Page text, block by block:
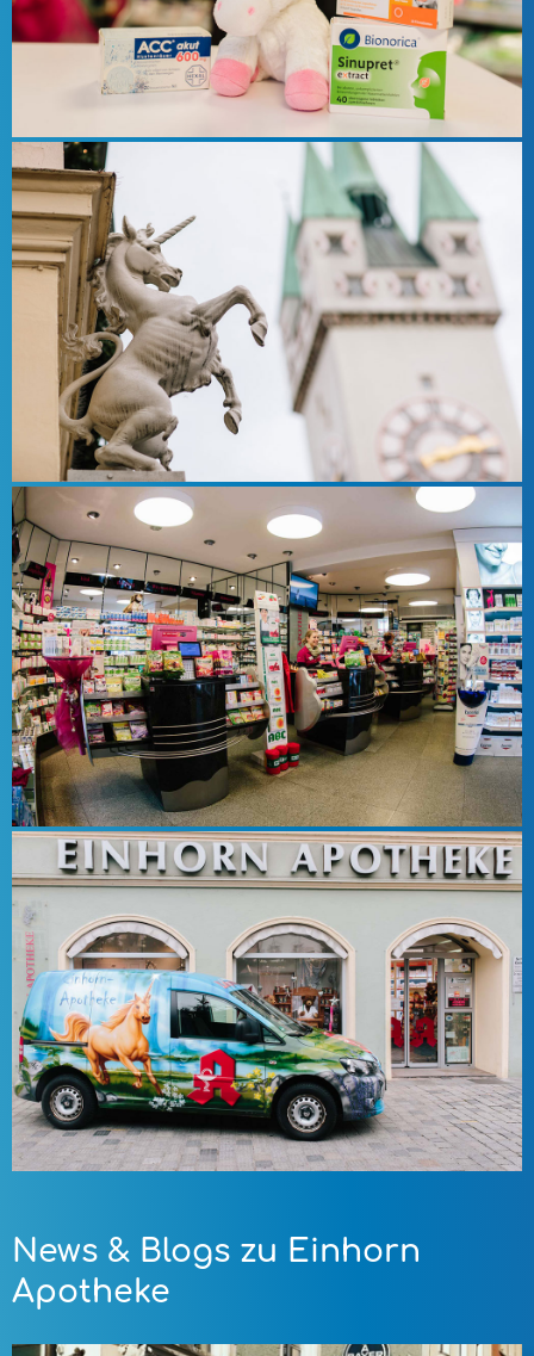
News & Blogs zu Einhorn
Apotheke